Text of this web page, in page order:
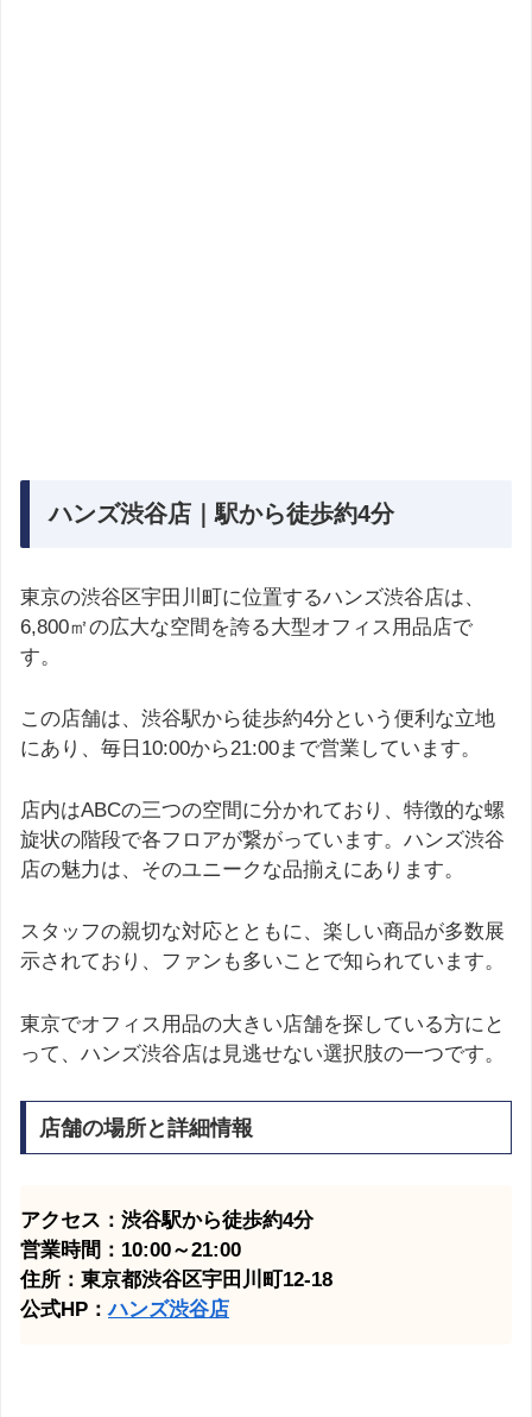
ハンズ渋谷店｜駅から徒歩約4分
東京の渋谷区宇田川町に位置するハンズ渋谷店は、
6,800㎡の広大な空間を誇る大型オフィス用品店で
す。
この店舗は、渋谷駅から徒歩約4分という便利な立地
にあり、毎日10:00から21:00まで営業しています。
店内はABCの三つの空間に分かれており、特徴的な螺
旋状の階段で各フロアが繋がっています。ハンズ渋谷
店の魅力は、そのユニークな品揃えにあります。
スタッフの親切な対応とともに、楽しい商品が多数展
示されており、ファンも多いことで知られています。
東京でオフィス用品の大きい店舗を探している方にと
って、ハンズ渋谷店は見逃せない選択肢の一つです。
店舗の場所と詳細情報
アクセス：渋谷駅から徒歩約4分
営業時間：10:00～21:00
住所：東京都渋谷区宇田川町12-18
公式HP：ハンズ渋谷店